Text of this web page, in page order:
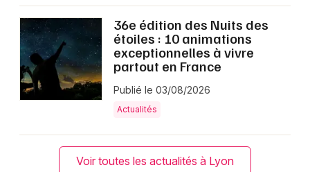
36e édition des Nuits des
étoiles : 10 animations
exceptionnelles à vivre
partout en France
Publié le 03/08/2026
Actualités
Voir toutes les actualités à Lyon